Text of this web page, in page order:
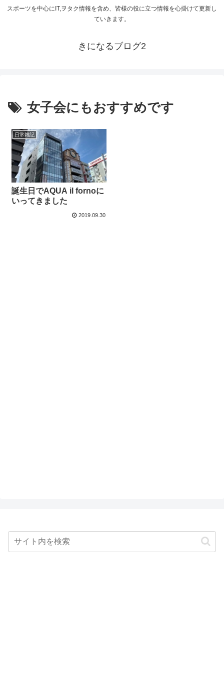
スポーツを中心にIT,ヲタク情報を含め、皆様の役に立つ情報を心掛けて更新し
ていきます。
きになるブログ2
女子会にもおすすめです
日常雑記
誕生日でAQUA il fornoに
いってきました
2019.09.30